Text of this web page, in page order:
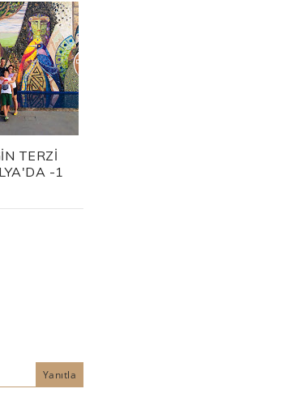
TERZİ
-1
Yanıtla